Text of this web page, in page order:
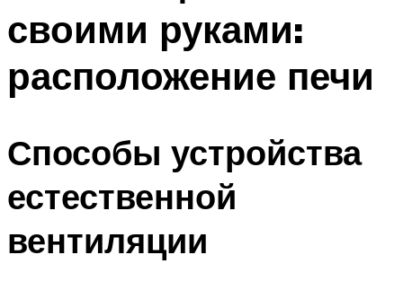
своими руками:
расположение печи
Способы устройства
естественной
вентиляции